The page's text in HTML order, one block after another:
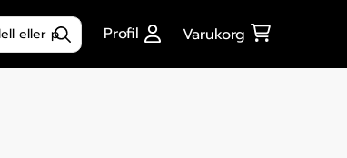
Profil Varukorg